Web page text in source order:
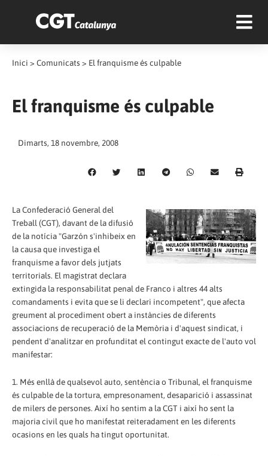
Inici > Comunicats > El franquisme és culpable
El franquisme és culpable
Dimarts, 18 novembre, 2008
La Confederació General del
Treball (CGT), davant de la difusió
de la notícia "Garzón s'inhibeix en
la causa que investiga el
franquisme a favor dels jutjats
territorials. El magistrat declara
extingida la responsabilitat penal de Franco i altres 44 alts
comandaments i evita que se li declari incompetent", que afecta
greument al procediment obert a instàncies de diferents
associacions de recuperació de la Memòria i d'aquest sindicat, i
pendent d'analitzar en profunditat el contingut exacte de l'auto vol
manifestar:
1. Més enllà de qualsevol auto, sentència o Tribunal, el franquisme
és culpable de la tortura, empresonament, desaparició i assassinat
de milers de persones. Així ho sentim a la CGT i així ho sent la
majoria civil que ho manifestat reiteradament en les diferents
ocasions en les quals ha tingut oportunitat.